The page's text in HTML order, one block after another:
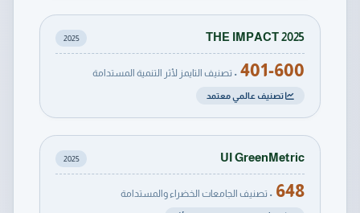
THE IMPACT 2025
2025
401-600 • تصنيف التايمز لأثر التنمية المستدامة
تصنيف عالمي معتمد
UI GreenMetric
2025
648 • تصنيف الجامعات الخضراء والمستدامة